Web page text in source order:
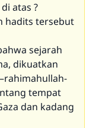
atas ?
hadits tersebut
sejarah
dikuatkan
tempat
dan kadang